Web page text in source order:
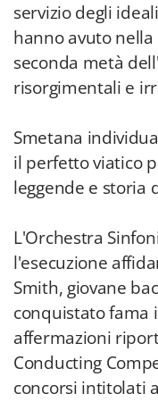
servizio degli
hanno avuto
seconda metà
risorgimentali e
Smetana
il perfetto viatico
leggende e storia
L'Orchestra
l'esecuzione
Smith, giovane
conquistato fama
affermazioni
Conducting
concorsi intitolati